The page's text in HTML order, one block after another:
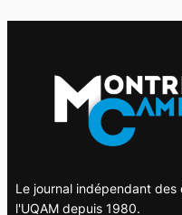
Le journal indépendant
l'UQAM depuis 1980.